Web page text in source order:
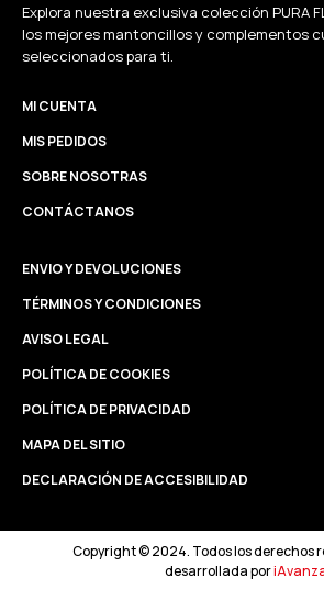
Explora nuestra exclusiva colección PURA
los mejores mantoncillos y complementos
seleccionados para ti.
MI CUENTA
MIS PEDIDOS
SOBRE NOSOTRAS
CONTÁCTANOS
ENVIO Y DEVOLUCIONES
TÉRMINOS Y CONDICIONES
AVISO LEGAL
POLÍTICA DE COOKIES
POLÍTICA DE PRIVACIDAD
MAPA DEL SITIO
DECLARACIÓN DE ACCESIBILIDAD
Copyright © 2024. Todos los derechos
desarrollada por